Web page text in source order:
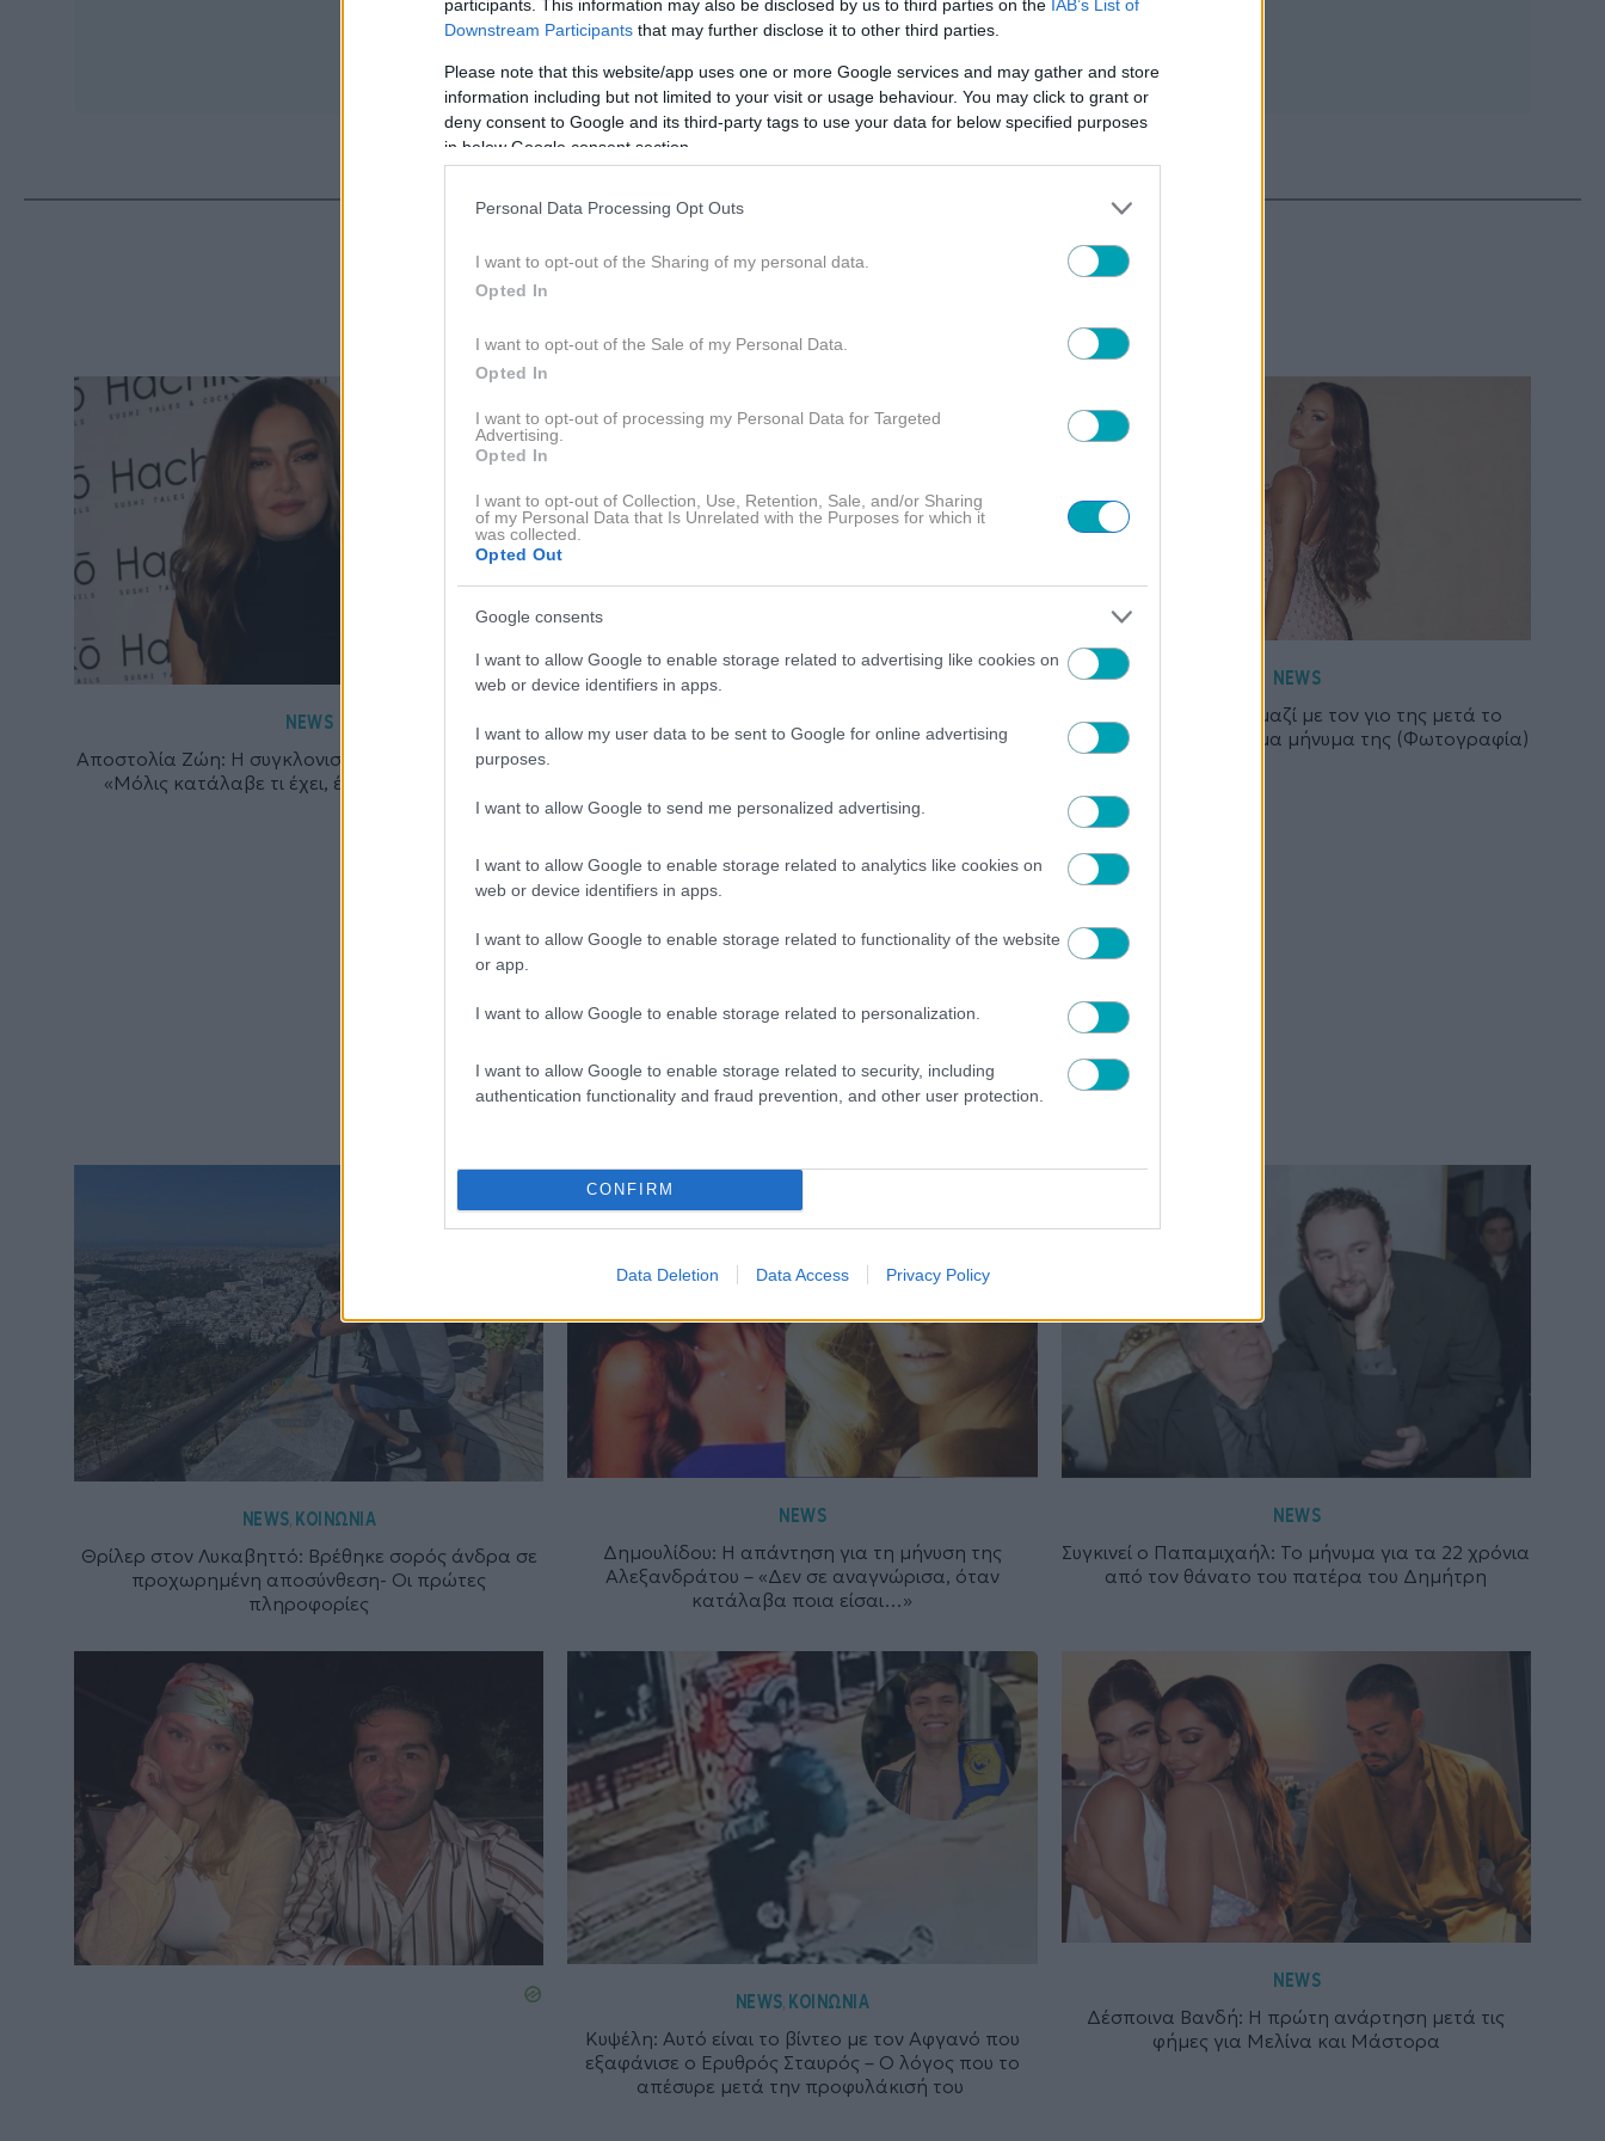
participants. This information may also be disclosed by us to third parties on the IAB’s List of
Downstream Participants that may further disclose it to other third parties.
Please note that this website/app uses one or more Google services and may gather and store
information including but not limited to your visit or usage behaviour. You may click to grant or
deny consent to Google and its third-party tags to use your data for below specified purposes
in below Google consent section.
Personal Data Processing Opt Outs
I want to opt-out of the Sharing of my personal data.
Opted In
I want to opt-out of the Sale of my Personal Data.
Opted In
I want to opt-out of processing my Personal Data for Targeted
Advertising.
Opted In
I want to opt-out of Collection, Use, Retention, Sale, and/or Sharing
of my Personal Data that Is Unrelated with the Purposes for which it
was collected.
Opted Out
Google consents
I want to allow Google to enable storage related to advertising like cookies on
web or device identifiers in apps.
I want to allow my user data to be sent to Google for online advertising
purposes.
I want to allow Google to send me personalized advertising.
I want to allow Google to enable storage related to analytics like cookies on
web or device identifiers in apps.
I want to allow Google to enable storage related to functionality of the website
or app.
I want to allow Google to enable storage related to personalization.
I want to allow Google to enable storage related to security, including
authentication functionality and fraud prevention, and other user protection.
CONFIRM
Data Deletion Data Access Privacy Policy
ΜΑΡΙΑΛΕΝΑ ΡΟΥΜΕΛΙΩΤΗ Σάκης Κατσούλης
ΔΙΑΒΑΣΤΕ ΠΕΡΙΣΣΟΤΕΡΑ
NEWS
Αποστολία Ζώη: Η συγκλονιστική αποκάλυψη της –
«Μόλις κατάλαβε τι έχει, έφυγε από την ζωή»
NEWS
του γιου της
NEWS
Ανδρομάχη: Ξανά μαζί με τον γιο της μετά το
εξιτήριο – Το όλο νόημα μήνυμα της (Φωτογραφία)
NEWS,ΚΟΙΝΩΝΙΑ
Θρίλερ στον Λυκαβηττό: Βρέθηκε σορός άνδρα σε
προχωρημένη αποσύνθεση- Οι πρώτες
πληροφορίες
NEWS
Δημουλίδου: Η απάντηση για τη μήνυση της
Αλεξανδράτου – «Δεν σε αναγνώρισα, όταν
κατάλαβα ποια είσαι…»
NEWS
Συγκινεί ο Παπαμιχαήλ: Το μήνυμα για τα 22 χρόνια
από τον θάνατο του πατέρα του Δημήτρη
NEWS,ΚΟΙΝΩΝΙΑ
Κυψέλη: Αυτό είναι το βίντεο με τον Αφγανό που
εξαφάνισε ο Ερυθρός Σταυρός – Ο λόγος που το
απέσυρε μετά την προφυλάκισή του
NEWS
Δέσποινα Βανδή: Η πρώτη ανάρτηση μετά τις
φήμες για Μελίνα και Μάστορα